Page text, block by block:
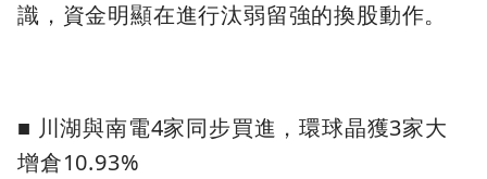
識，資金明顯在進行汰弱留強的換股動作。
■ 川湖與南電4家同步買進，環球晶獲3家大
增倉10.93%